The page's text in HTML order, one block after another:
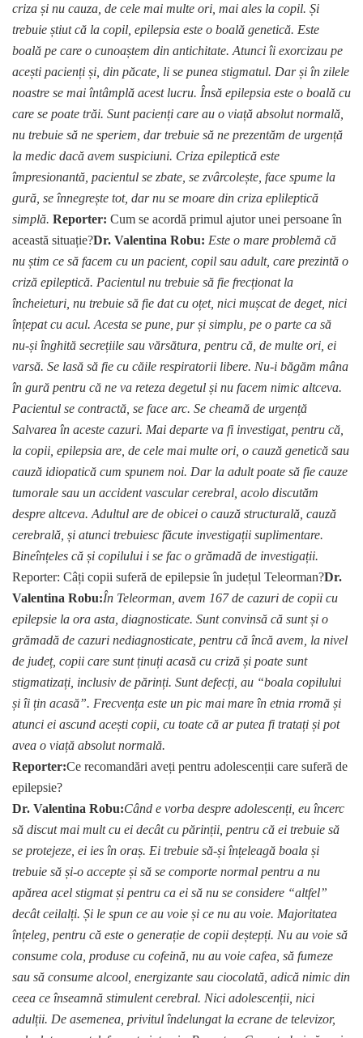
criza și nu cauza, de cele mai multe ori, mai ales la copil. Și
trebuie știut că la copil, epilepsia este o boală genetică. Este
boală pe care o cunoaștem din antichitate. Atunci îi exorcizau pe
acești pacienți și, din păcate, li se punea stigmatul. Dar și în zilele
noastre se mai întâmplă acest lucru. Însă epilepsia este o boală cu
care se poate trăi. Sunt pacienți care au o viață absolut normală,
nu trebuie să ne speriem, dar trebuie să ne prezentăm de urgență
la medic dacă avem suspiciuni. Criza epileptică este
împresionantă, pacientul se zbate, se zvârcolește, face spume la
gură, se înnegrește tot, dar nu se moare din criza eplileptică
simplă. Reporter: Cum se acordă primul ajutor unei persoane în
această situație?Dr. Valentina Robu: Este o mare problemă că
nu știm ce să facem cu un pacient, copil sau adult, care prezintă o
criză epileptică. Pacientul nu trebuie să fie frecționat la
încheieturi, nu trebuie să fie dat cu oțet, nici mușcat de deget, nici
înțepat cu acul. Acesta se pune, pur și simplu, pe o parte ca să
nu-și înghită secrețiile sau vărsătura, pentru că, de multe ori, ei
varsă. Se lasă să fie cu căile respiratorii libere. Nu-i băgăm mâna
în gură pentru că ne va reteza degetul și nu facem nimic altceva.
Pacientul se contractă, se face arc. Se cheamă de urgență
Salvarea în aceste cazuri. Mai departe va fi investigat, pentru că,
la copii, epilepsia are, de cele mai multe ori, o cauză genetică sau
cauză idiopatică cum spunem noi. Dar la adult poate să fie cauze
tumorale sau un accident vascular cerebral, acolo discutăm
despre altceva. Adultul are de obicei o cauză structurală, cauză
cerebrală, și atunci trebuiesc făcute investigații suplimentare.
Bineînțeles că și copilului i se fac o grămadă de investigații.
Reporter: Câți copii suferă de epilepsie în județul Teleorman?Dr.
Valentina Robu:În Teleorman, avem 167 de cazuri de copii cu
epilepsie la ora asta, diagnosticate. Sunt convinsă că sunt și o
grămadă de cazuri nediagnosticate, pentru că încă avem, la nivel
de județ, copii care sunt ținuți acasă cu criză și poate sunt
stigmatizați, inclusiv de părinți. Sunt defecți, au “boala copilului
și îi țin acasă”. Frecvența este un pic mai mare în etnia rromă și
atunci ei ascund acești copii, cu toate că ar putea fi tratați și pot
avea o viață absolut normală.
Reporter:Ce recomandări aveți pentru adolescenții care suferă de
epilepsie?
Dr. Valentina Robu:Când e vorba despre adolescenți, eu încerc
să discut mai mult cu ei decât cu părinții, pentru că ei trebuie să
se protejeze, ei ies în oraș. Ei trebuie să-și înțeleagă boala și
trebuie să și-o accepte și să se comporte normal pentru a nu
apărea acel stigmat și pentru ca ei să nu se considere “altfel”
decât ceilalți. Și le spun ce au voie și ce nu au voie. Majoritatea
înțeleg, pentru că este o generație de copii deștepți. Nu au voie să
consume cola, produse cu cofeină, nu au voie cafea, să fumeze
sau să consume alcool, energizante sau ciocolată, adică nimic din
ceea ce înseamnă stimulent cerebral. Nici adolescenții, nici
adulții. De asemenea, privitul îndelungat la ecrane de televizor,